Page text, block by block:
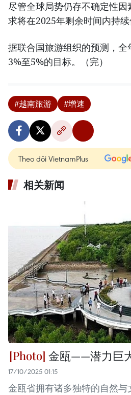
尽管全球局势仍存不确定性
求将在2025年剩余时间内持续
据联合国旅游组织的预测，
3%至5%的目标。（完）
#越南旅游 #增速
Theo dõi VietnamPlus
相关新闻
金瓯——潜力巨
17/10/2025 01:15
金瓯省拥有诸多独特的自然与